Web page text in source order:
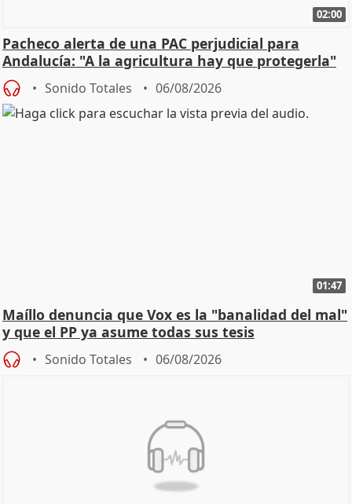
02:00
Pacheco alerta de una PAC perjudicial para
Andalucía: "A la agricultura hay que protegerla"
Sonido Totales 06/08/2026
01:47
Maíllo denuncia que Vox es la "banalidad del mal"
y que el PP ya asume todas sus tesis
Sonido Totales 06/08/2026